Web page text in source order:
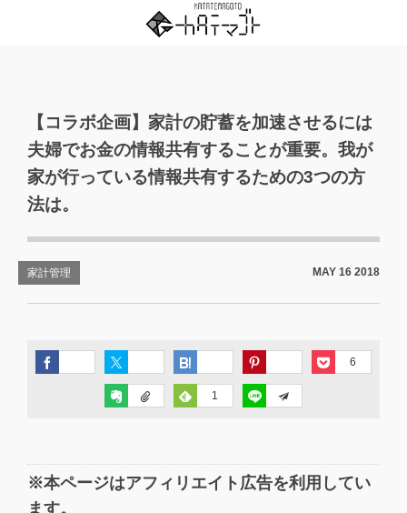
【コラボ企画】家計の貯蓄を加速させるには
夫婦でお金の情報共有することが重要。我が
家が行っている情報共有するための3つの方
法は。
家計管理 MAY 16 2018
6
1
※本ページはアフィリエイト広告を利用してい
ます。